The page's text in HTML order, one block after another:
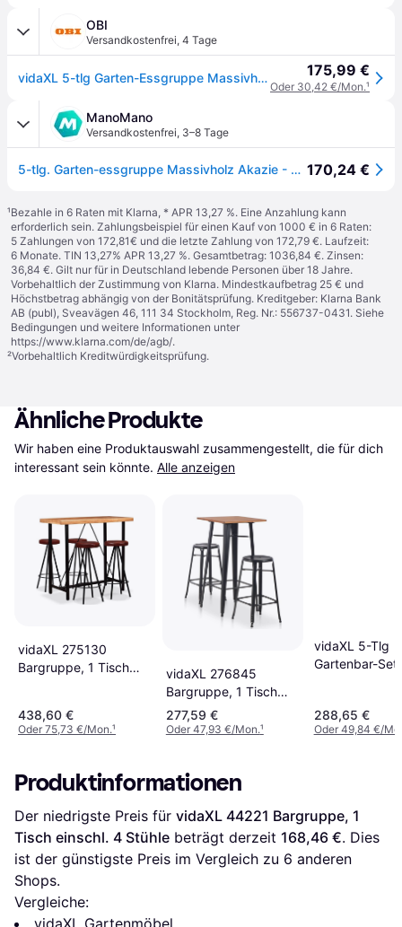
OBI
Versandkostenfrei, 4 Tage
vidaXL 5-tlg Garten-Essgruppe Massivholz Akazie Modell 14 175,99 €
Oder 30,42 €/Mon.¹
ManoMano
Versandkostenfrei, 3–8 Tage
5-tlg. Garten-essgruppe Massivholz Akazie - Vidaxl 170,24 €
¹Bezahle in 6 Raten mit Klarna, * APR 13,27 %. Eine Anzahlung kann
erforderlich sein. Zahlungsbeispiel für einen Kauf von 1000 € in 6 Raten:
5 Zahlungen von 172,81€ und die letzte Zahlung von 172,79 €. Laufzeit:
6 Monate. TIN 13,27% APR 13,27 %. Gesamtbetrag: 1036,84 €. Zinsen:
36,84 €. Gilt nur für in Deutschland lebende Personen über 18 Jahre.
Vorbehaltlich der Zustimmung von Klarna. Mindestkaufbetrag 25 € und
Höchstbetrag abhängig von der Bonitätsprüfung. Kreditgeber: Klarna Bank
AB (publ), Sveavägen 46, 111 34 Stockholm, Reg. Nr.: 556737-0431. Siehe
Bedingungen und weitere Informationen unter
https://www.klarna.com/de/agb/.
²Vorbehaltlich Kreditwürdigkeitsprüfung.
Ähnliche Produkte
Wir haben eine Produktauswahl zusammengestellt, die für dich
interessant sein könnte. Alle anzeigen
vidaXL 275130
Bargruppe, 1 Tisch
438,60 €
Oder 75,73 €/Mon.¹
vidaXL 276845
Bargruppe, 1 Tisch
einschl. 2 Stühle
277,59 €
Oder 47,93 €/Mon.¹
vidaXL 5-Tlg
Gartenbar-Set
Bargruppe, 1
einschl. 4
288,65 €
Oder 49,84 €/
Produktinformationen
Der niedrigste Preis für vidaXL 44221 Bargruppe, 1
Tisch einschl. 4 Stühle beträgt derzeit 168,46 €. Dies
ist der günstigste Preis im Vergleich zu 6 anderen
Shops.
Vergleiche:
vidaXL Gartenmöbel